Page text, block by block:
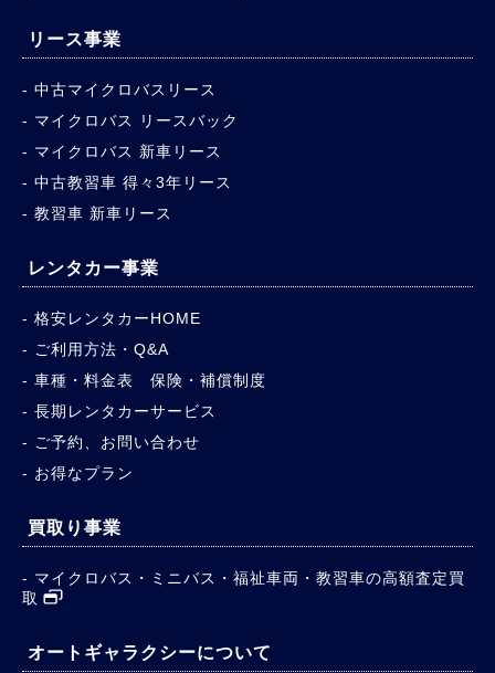
リース事業
中古マイクロバスリース
マイクロバス リースバック
マイクロバス 新車リース
中古教習車 得々3年リース
教習車 新車リース
レンタカー事業
格安レンタカーHOME
ご利用方法・Q&A
車種・料金表 保険・補償制度
長期レンタカーサービス
ご予約、お問い合わせ
お得なプラン
買取り事業
マイクロバス・ミニバス・福祉車両・教習車の高額査定買
取
オートギャラクシーについて